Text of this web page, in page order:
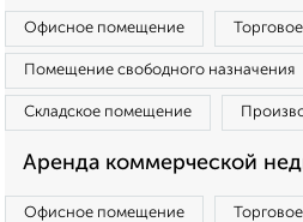
Офисное помещение
Помещение свободного назначения
Складское помещение
Аренда коммерческой
Офисное помещение